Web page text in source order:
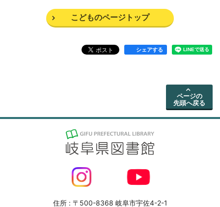
こどものページトップ
シェアする
ページの
先頭へ戻る
住所 : 〒500-8368 岐阜市宇佐4-2-1